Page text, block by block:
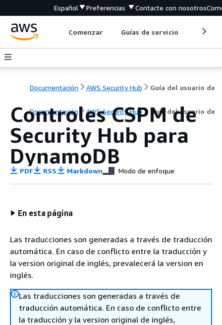
Español Preferencias Contacte con nosotros
Comenzar Guías de servicio
Documentación AWS Security Hub Guía del usuario de
Documentación AWS Security Hub Guía del usuario de
Controles CSPM de
Security Hub para
DynamoDB
PDF RSS Markdown Modo de enfoque
En esta página
Las traducciones son generadas a través de traducción
automática. En caso de conflicto entre la traducción y
la version original de inglés, prevalecerá la version en
inglés.
Las traducciones son generadas a través de
traducción automática. En caso de conflicto entre
la traducción y la version original de inglés,